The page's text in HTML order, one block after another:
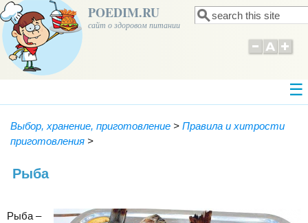
POEDIM.RU
сайт о здоровом питании Форма поиска
Поиск
Выбор, хранение, приготовление > Правила и хитрости
приготовления >
Рыба
Рыба –